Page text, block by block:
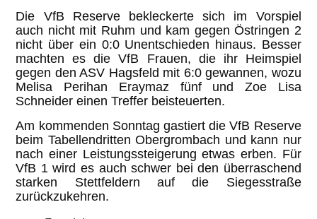
Die VfB Reserve bekleckerte sich im Vorspiel
auch nicht mit Ruhm und kam gegen Östringen 2
nicht über ein 0:0 Unentschieden hinaus. Besser
machten es die VfB Frauen, die ihr Heimspiel
gegen den ASV Hagsfeld mit 6:0 gewannen, wozu
Melisa Perihan Eraymaz fünf und Zoe Lisa
Schneider einen Treffer beisteuerten.
Am kommenden Sonntag gastiert die VfB Reserve
beim Tabellendritten Obergrombach und kann nur
nach einer Leistungssteigerung etwas erben. Für
VfB 1 wird es auch schwer bei den überraschend
starken Stettfeldern auf die Siegesstraße
zurückzukehren.